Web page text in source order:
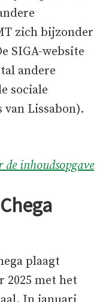
zich bijzonder
SIGA-website
andere
sociale
Lissabon).
de inhoudsopgave
plaagt
2025 met het